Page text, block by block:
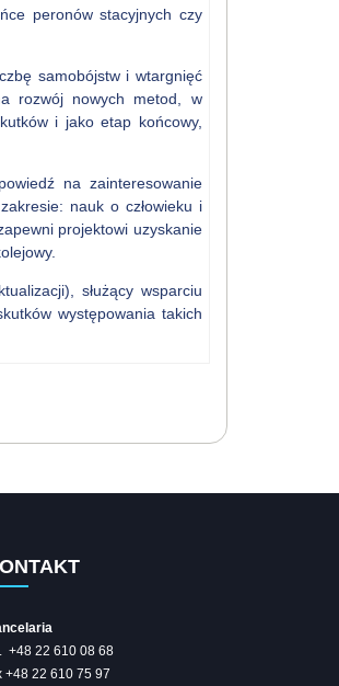
peronów stacyjnych czy
samobójstw i wtargnięć
rozwój nowych metod, w
i jako etap końcowy,
na zainteresowanie
nauk o człowieku i
projektowi uzyskanie
służący wsparciu
występowania takich
+48 22 610 08 68
+48 22 610 75 97